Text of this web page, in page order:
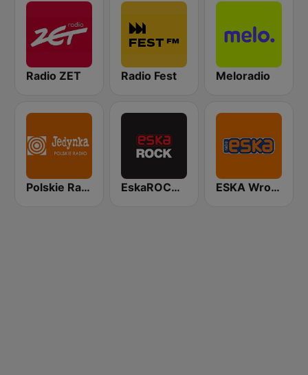
Radio ZET Radio Fest Meloradio
Polskie Radio Program I (PR1) Jedynka EskaROCK Warszawa ESKA Wrocław